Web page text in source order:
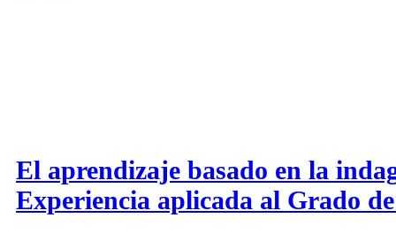
El aprendizaje basado en la
Experiencia aplicada al Grado